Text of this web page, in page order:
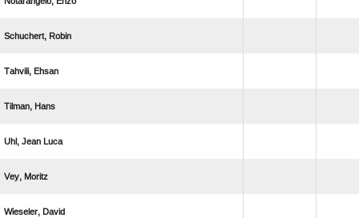
 
 
 
  
 
 